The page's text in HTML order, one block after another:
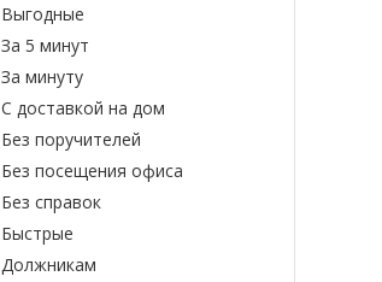
Выгодные
За 5 минут
За минуту
С доставкой на дом
Без поручителей
Без посещения офиса
Без справок
Быстрые
Должникам